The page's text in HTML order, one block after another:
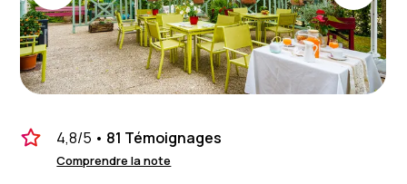
4,8/5 • 81 Témoignages
Comprendre la note